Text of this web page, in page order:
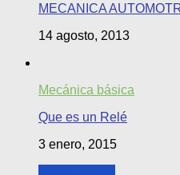
MECANICA
14 agosto, 2013
Mecánica básica
Que es un Relé
3 enero, 2015